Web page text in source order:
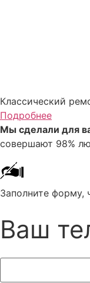
Классический
Подробнее
Мы сделали для
совершают 98%
Заполните форму,
Ваш